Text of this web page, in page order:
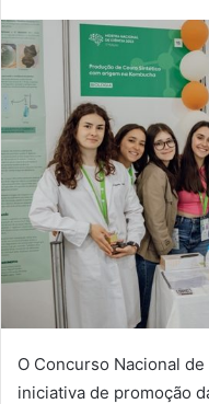
O Concurso Nacional
iniciativa de promoção